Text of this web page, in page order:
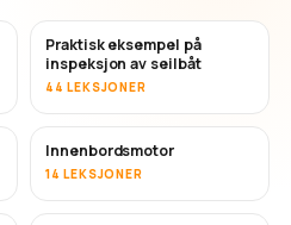
Praktisk eksempel på
inspeksjon av seilbåt
44 LEKSJONER
Innenbordsmotor
14 LEKSJONER